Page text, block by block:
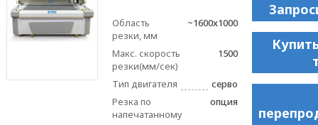
Область
резки, мм
~1600x1000
Макс. скорость
резки(мм/сек)
1500
Тип двигателя
серво
Резка по
напечатанному
опция